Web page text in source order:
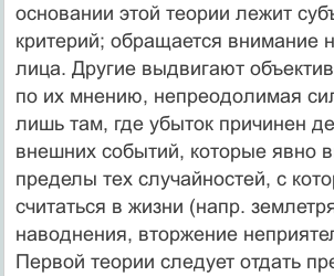
основании этой теории лежит
критерий; обращается внимание
лица. Другие выдвигают
по их мнению, непреодолимая
лишь там, где убыток причинен
внешних событий, которые явно
пределы тех случайностей, с
считаться в жизни (напр.
наводнения, вторжение
Первой теории следует отдать